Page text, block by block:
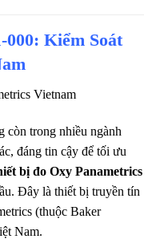
000: Kiểm Soát
Vietnam
còn trong nhiều ngành
đáng tin cậy để tối ưu
bị đo Oxy Panametrics
Đây là thiết bị truyền tín
(thuộc Baker
Nam.